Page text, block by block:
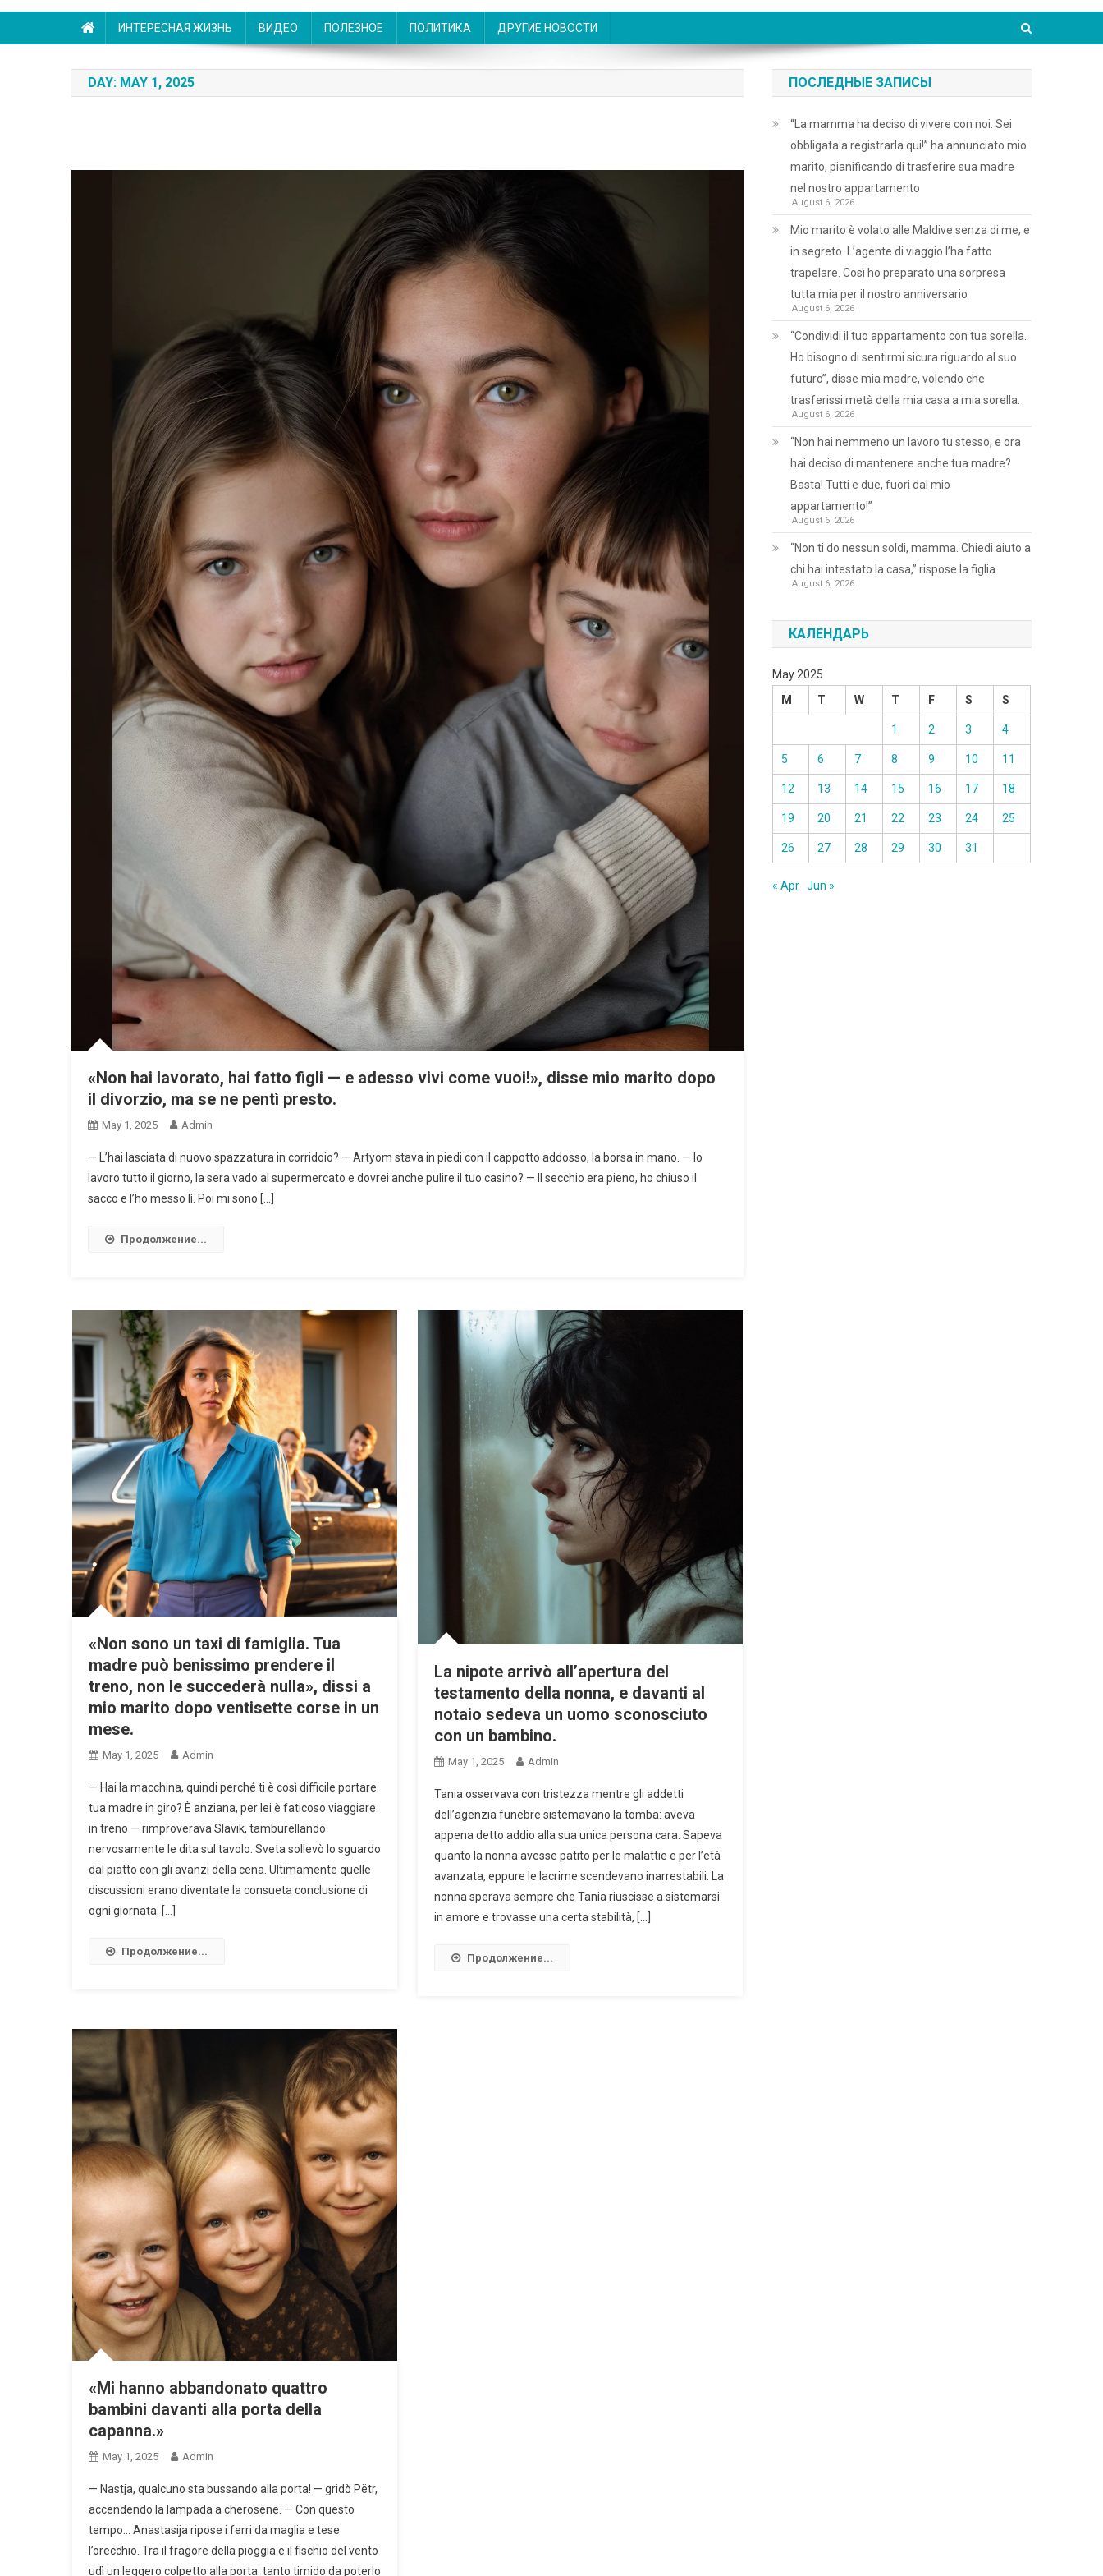
ИНТЕРЕСНАЯ ЖИЗНЬ ВИДЕО ПОЛЕЗНОЕ ПОЛИТИКА ДРУГИЕ НОВОСТИ
DAY: MAY 1, 2025
«Non hai lavorato, hai fatto figli — e adesso vivi come vuoi!», disse mio marito dopo
il divorzio, ma se ne pentì presto.
May 1, 2025 Admin
— L’hai lasciata di nuovo spazzatura in corridoio? — Artyom stava in piedi con il cappotto addosso, la borsa in mano. — Io
lavoro tutto il giorno, la sera vado al supermercato e dovrei anche pulire il tuo casino? — Il secchio era pieno, ho chiuso il
sacco e l’ho messo lì. Poi mi sono […]
Продолжение...
«Non sono un taxi di famiglia. Tua
madre può benissimo prendere il
treno, non le succederà nulla», dissi a
mio marito dopo ventisette corse in un
mese.
May 1, 2025 Admin
— Hai la macchina, quindi perché ti è così difficile portare
tua madre in giro? È anziana, per lei è faticoso viaggiare
in treno — rimproverava Slavik, tamburellando
nervosamente le dita sul tavolo. Sveta sollevò lo sguardo
dal piatto con gli avanzi della cena. Ultimamente quelle
discussioni erano diventate la consueta conclusione di
ogni giornata. […]
Продолжение...
La nipote arrivò all’apertura del
testamento della nonna, e davanti al
notaio sedeva un uomo sconosciuto
con un bambino.
May 1, 2025 Admin
Tania osservava con tristezza mentre gli addetti
dell’agenzia funebre sistemavano la tomba: aveva
appena detto addio alla sua unica persona cara. Sapeva
quanto la nonna avesse patito per le malattie e per l’età
avanzata, eppure le lacrime scendevano inarrestabili. La
nonna sperava sempre che Tania riuscisse a sistemarsi
in amore e trovasse una certa stabilità, […]
Продолжение...
«Mi hanno abbandonato quattro
bambini davanti alla porta della
capanna.»
May 1, 2025 Admin
— Nastja, qualcuno sta bussando alla porta! — gridò Pëtr,
accendendo la lampada a cherosene. — Con questo
tempo… Anastasija ripose i ferri da maglia e tese
l’orecchio. Tra il fragore della pioggia e il fischio del vento
udì un leggero colpetto alla porta: tanto timido da poterlo
ПОСЛЕДНЫЕ ЗАПИСЫ
“La mamma ha deciso di vivere con noi. Sei
obbligata a registrarla qui!” ha annunciato mio
marito, pianificando di trasferire sua madre
nel nostro appartamento
August 6, 2026
Mio marito è volato alle Maldive senza di me, e
in segreto. L’agente di viaggio l’ha fatto
trapelare. Così ho preparato una sorpresa
tutta mia per il nostro anniversario
August 6, 2026
“Condividi il tuo appartamento con tua sorella.
Ho bisogno di sentirmi sicura riguardo al suo
futuro”, disse mia madre, volendo che
trasferissi metà della mia casa a mia sorella.
August 6, 2026
“Non hai nemmeno un lavoro tu stesso, e ora
hai deciso di mantenere anche tua madre?
Basta! Tutti e due, fuori dal mio
appartamento!”
August 6, 2026
“Non ti do nessun soldi, mamma. Chiedi aiuto a
chi hai intestato la casa,” rispose la figlia.
August 6, 2026
КАЛЕНДАРЬ
May 2025
M
T W T F S S
1 2 3 4
5 6 7 8 9 10 11
12 13 14 15 16 17 18
19 20 21 22 23 24 25
26 27 28 29 30 31
« Apr Jun »